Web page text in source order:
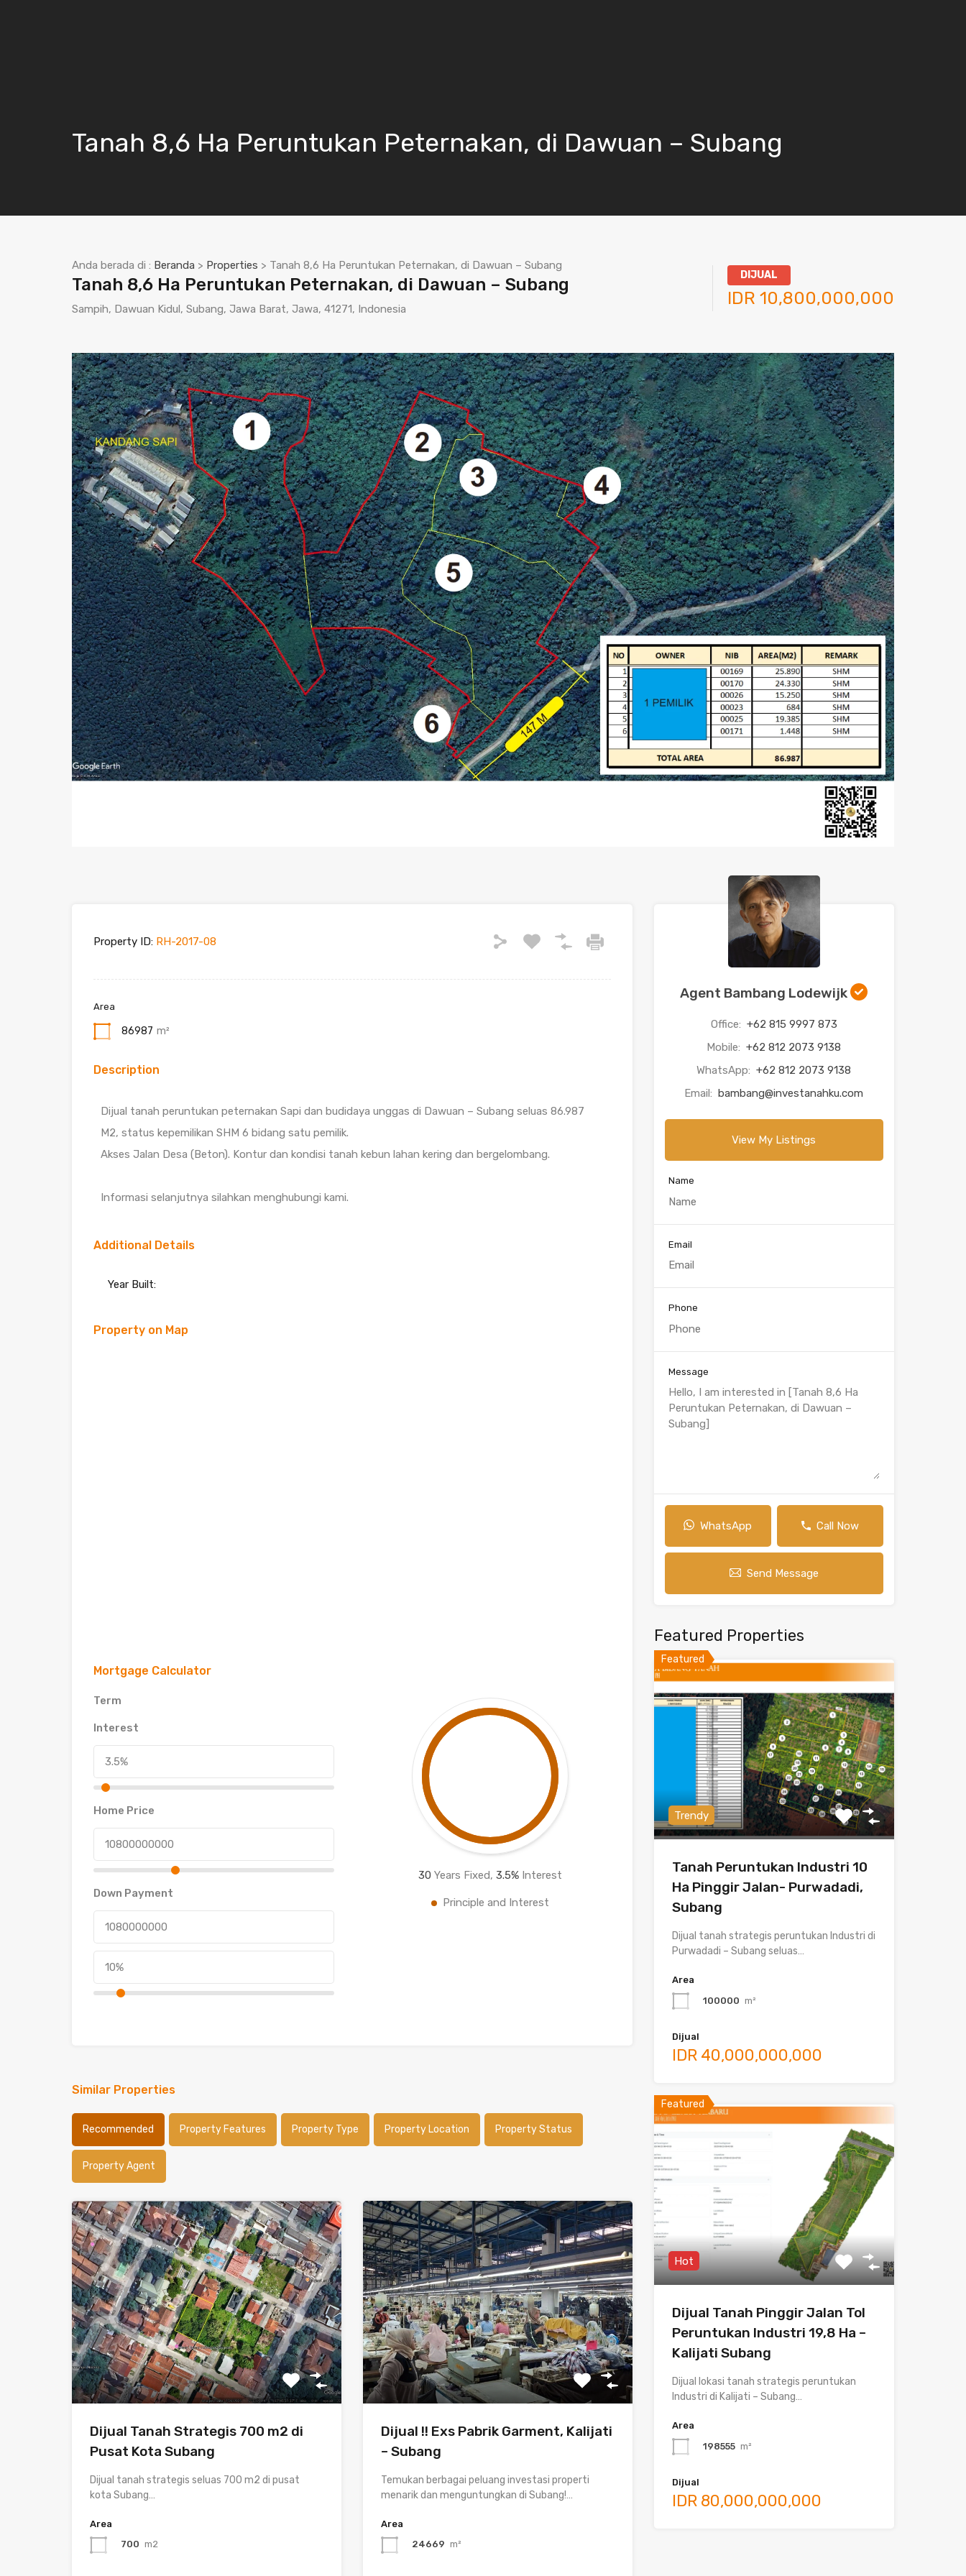
Tanah 8,6 Ha Peruntukan Peternakan, di Dawuan – Subang
Anda berada di : Beranda > Properties > Tanah 8,6 Ha Peruntukan Peternakan, di Dawuan – Subang
Tanah 8,6 Ha Peruntukan Peternakan, di Dawuan – Subang
Sampih, Dawuan Kidul, Subang, Jawa Barat, Jawa, 41271, Indonesia
DIJUAL
IDR 10,800,000,000
Property ID: RH-2017-08
Area
86987 m²
Description
Dijual tanah peruntukan peternakan Sapi dan budidaya unggas di Dawuan – Subang seluas 86.987
M2, status kepemilikan SHM 6 bidang satu pemilik.
Akses Jalan Desa (Beton). Kontur dan kondisi tanah kebun lahan kering dan bergelombang.
Informasi selanjutnya silahkan menghubungi kami.
Additional Details
Year Built:
Property on Map
Mortgage Calculator
Term
Interest
Home Price
Down Payment
30 Years Fixed,3.5% Interest
Principle and Interest
Similar Properties
Recommended Property Features Property Type Property Location Property Status
Property Agent
Dijual Tanah Strategis 700 m2 di
Pusat Kota Subang
Dijual tanah strategis seluas 700 m2 di pusat
kota Subang…
Area
700 m2
Dijual !! Exs Pabrik Garment, Kalijati
– Subang
Temukan berbagai peluang investasi properti
menarik dan menguntungkan di Subang!…
Area
24669 m²
Agent Bambang Lodewijk
Office: +62 815 9997 873
Mobile: +62 812 2073 9138
WhatsApp: +62 812 2073 9138
Email:
bambang@investanahku.com
View My Listings
Name
Email
Phone
Message
WhatsApp Call Now
Send Message
Featured Properties
Featured
Trendy
Tanah Peruntukan Industri 10
Ha Pinggir Jalan- Purwadadi,
Subang
Dijual tanah strategis peruntukan Industri di
Purwadadi – Subang seluas…
Area
100000 m²
Dijual
IDR 40,000,000,000
Featured
Hot
Dijual Tanah Pinggir Jalan Tol
Peruntukan Industri 19,8 Ha –
Kalijati Subang
Dijual lokasi tanah strategis peruntukan
Industri di Kalijati – Subang…
Area
198555 m²
Dijual
IDR 80,000,000,000